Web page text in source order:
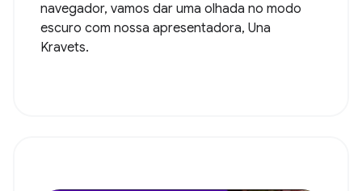
navegador, vamos dar uma olhada no modo
escuro com nossa apresentadora, Una
Kravets.